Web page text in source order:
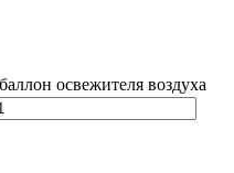
освежителя воздуха